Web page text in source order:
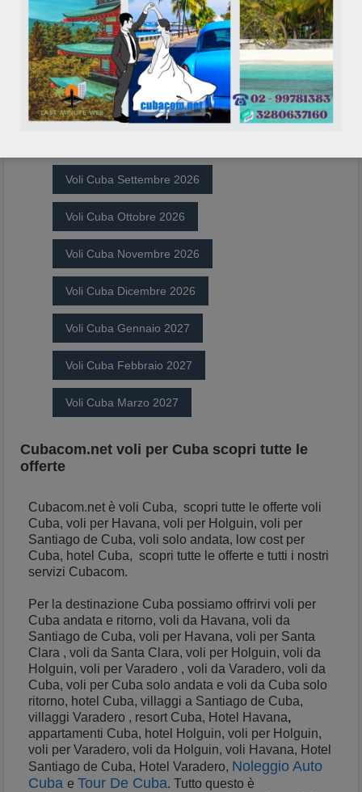
In richiesta €
Prenota/Info
Voli Cuba Settembre 2026
Voli Cuba Ottobre 2026
Voli Cuba Novembre 2026
Voli Cuba Dicembre 2026
Voli Cuba Gennaio 2027
Voli Cuba Febbraio 2027
Voli Cuba Marzo 2027
Cubacom.net voli per Cuba scopri tutte le
offerte
Cubacom.net è voli Cuba, scopri tutte le offerte voli
Cuba, voli per Havana, voli per Holguin, voli per
Santiago de Cuba, voli solo andata, low cost per
Cuba, hotel Cuba, scopri tutte le offerte e tutti i nostri
servizi Cubacom.
Per la destinazione Cuba possiamo offrirvi voli per
Cuba andata e ritorno, voli da Havana, voli da
Santiago de Cuba, voli per Havana, voli per Santa
Clara , voli da Santa Clara, voli per Holguin, voli da
Holguin, voli per Varadero , voli da Varadero, voli da
Cuba, voli per Cuba solo andata e voli da Cuba solo
ritorno, hotel Cuba, villaggi a Santiago de Cuba,
villaggi Varadero , resort Cuba, Hotel Havana,
appartamenti Cuba, hotel Holguin, voli per Holguin,
voli per Varadero, voli da Holguin, voli Havana, Hotel
Santiago de Cuba, Hotel Varadero, Noleggio Auto
Cuba eTour De Cuba. Tutto questo è